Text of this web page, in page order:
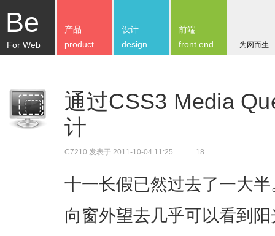
Be
For Web 为网而生
产品
product
设计
design
前端
front end
通过CSS3 Media
计
C7210 发表于 2011-10-04 11:25 18
十一长假已然过去了一大
向窗外望去几乎可以看到